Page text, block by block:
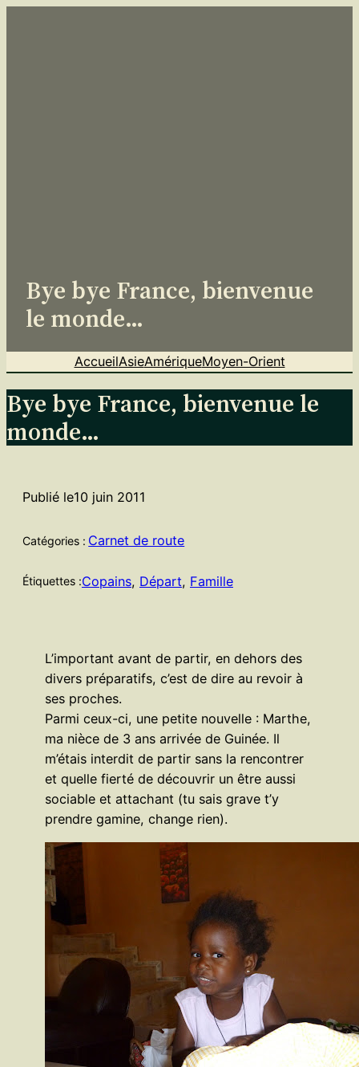
Bye bye France, bienvenue
le monde…
AccueilAsieAmériqueMoyen-Orient
Bye bye France, bienvenue le
monde…
Publié le10 juin 2011
Catégories : Carnet de route
Étiquettes :Copains, Départ, Famille
L’important avant de partir, en dehors des
divers préparatifs, c’est de dire au revoir à
ses proches.
Parmi ceux-ci, une petite nouvelle : Marthe,
ma nièce de 3 ans arrivée de Guinée. Il
m’étais interdit de partir sans la rencontrer
et quelle fierté de découvrir un être aussi
sociable et attachant (tu sais grave t’y
prendre gamine, change rien).